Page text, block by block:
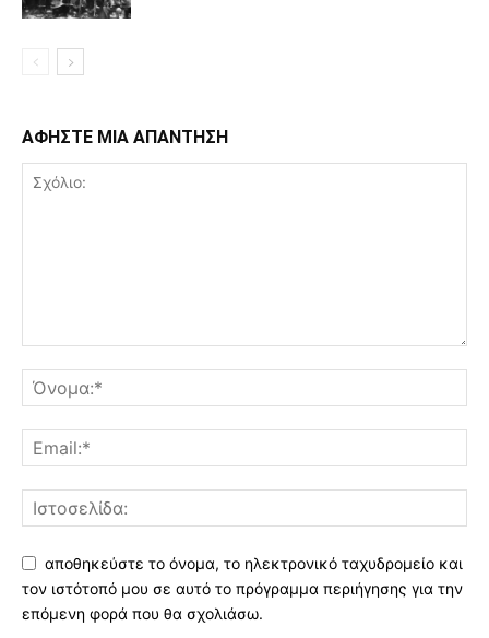
ΑΦΗΣΤΕ ΜΙΑ ΑΠΑΝΤΗΣΗ
αποθηκεύστε το όνομα, το ηλεκτρονικό ταχυδρομείο και
τον ιστότοπό μου σε αυτό το πρόγραμμα περιήγησης για την
επόμενη φορά που θα σχολιάσω.